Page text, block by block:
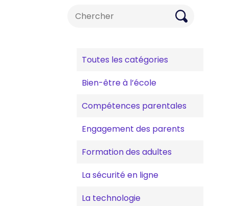
Search
Toutes les catégories
Bien-être à l’école
Compétences parentales
Engagement des parents
Formation des adultes
La sécurité en ligne
La technologie